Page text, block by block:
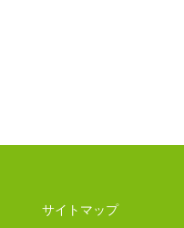
サイトマップ